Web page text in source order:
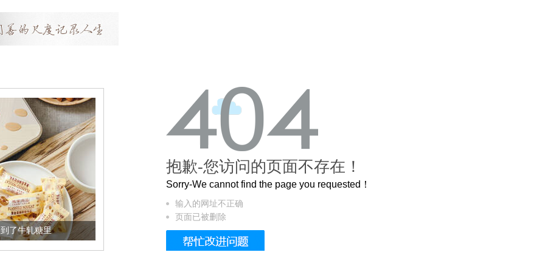
被列入佛家七宝的它到底有多美？
抱歉-您访问的页面不存在！
Sorry-We cannot find the page you requested！
输入的网址不正确
页面已被删除